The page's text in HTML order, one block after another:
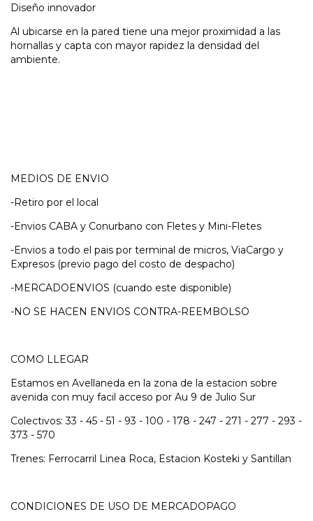
Diseño innovador
Al ubicarse en la pared tiene una mejor proximidad a las
hornallas y capta con mayor rapidez la densidad del
ambiente.
MEDIOS DE ENVIO
-Retiro por el local
-Envios CABA y Conurbano con Fletes y Mini-Fletes
-Envios a todo el pais por terminal de micros, ViaCargo y
Expresos (previo pago del costo de despacho)
-MERCADOENVIOS (cuando este disponible)
-NO SE HACEN ENVIOS CONTRA-REEMBOLSO
COMO LLEGAR
Estamos en Avellaneda en la zona de la estacion sobre
avenida con muy facil acceso por Au 9 de Julio Sur
Colectivos: 33 - 45 - 51 - 93 - 100 - 178 - 247 - 271 - 277 - 293 -
373 - 570
Trenes: Ferrocarril Linea Roca, Estacion Kosteki y Santillan
CONDICIONES DE USO DE MERCADOPAGO